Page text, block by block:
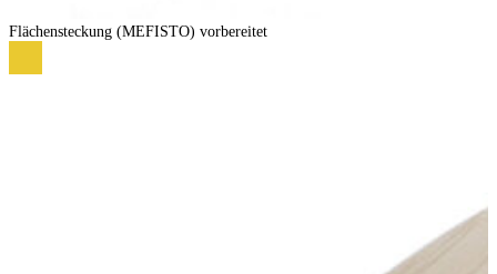
Flächensteckung (MEFISTO) vorbereitet